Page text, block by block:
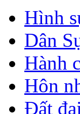
Hình
Dân
Hành
Hôn
Đất